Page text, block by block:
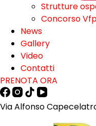
Strutture
Concorso
News
Gallery
Video
Contatti
PRENOTA ORA
Via Alfonso